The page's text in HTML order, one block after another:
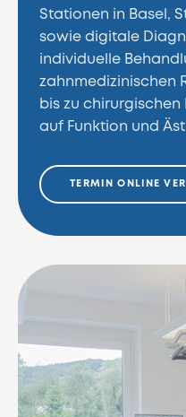
Stationen in Basel,
sowie digitale
individuelle
zahnmedizinischen
bis zu
auf Funktion und
TERMIN ONLINE